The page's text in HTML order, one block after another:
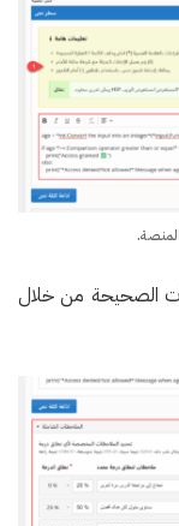
الصحيحة من خلال